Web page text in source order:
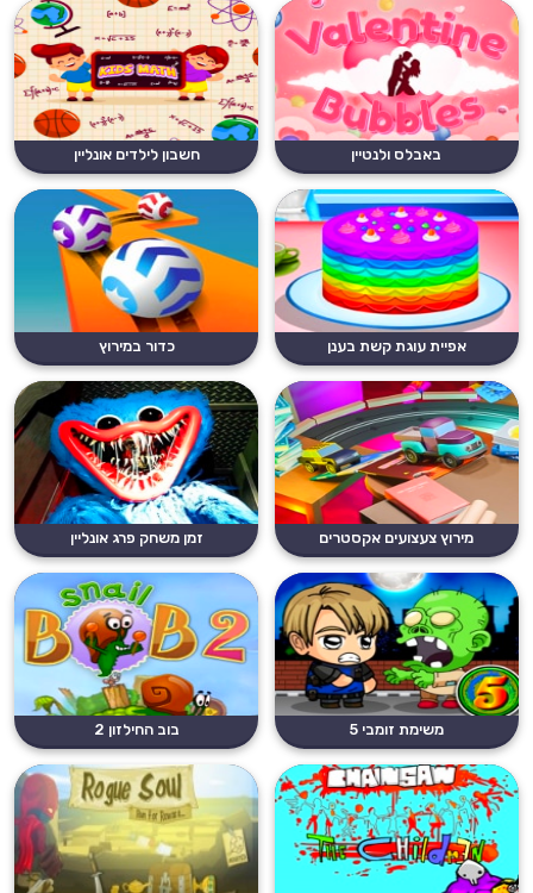
באבלס ולנטיין חשבון לילדים אונליין
אפיית עוגת קשת בענן כדור במירוץ
מירוץ צעצועים אקסטרים זמן משחק פרג אונליין
משימת זומבי 5 בוב החילזון 2